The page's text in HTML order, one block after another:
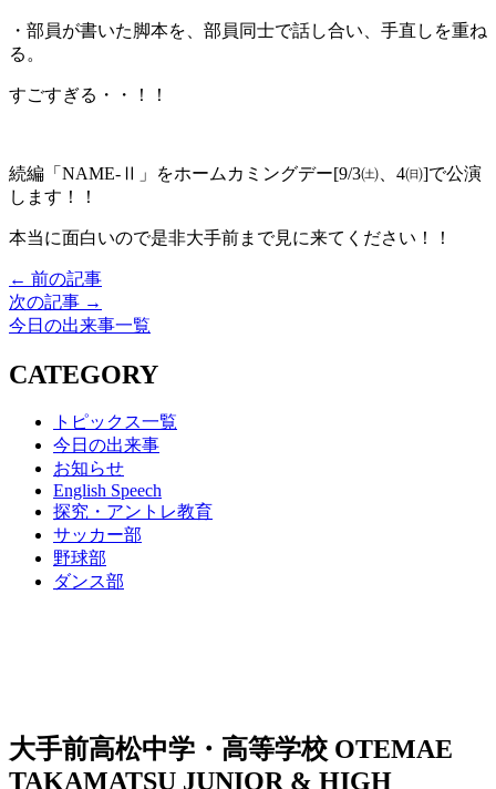
・部員が書いた脚本を、部員同士で話し合い、手直しを重ね
る。
すごすぎる・・！！
続編「NAME-Ⅱ」をホームカミングデー[9/3㈯、4㈰]で公演
します！！
本当に面白いので是非大手前まで見に来てください！！
← 前の記事
次の記事 →
今日の出来事一覧
CATEGORY
トピックス一覧
今日の出来事
お知らせ
English Speech
探究・アントレ教育
サッカー部
野球部
ダンス部
大手前高松中学・高等学校 OTEMAE
TAKAMATSU JUNIOR & HIGH